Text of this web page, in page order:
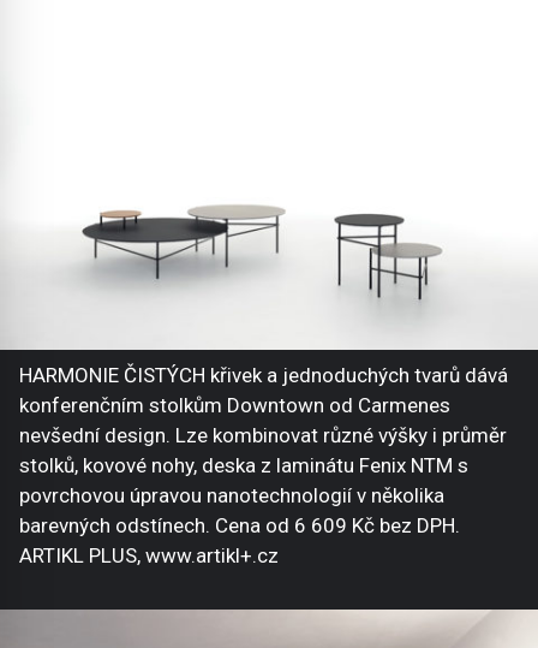
HARMONIE ČISTÝCH křivek a jednoduchých tvarů dává
konferenčním stolkům Downtown od Carmenes
nevšední design. Lze kombinovat různé výšky i průměr
stolků, kovové nohy, deska z laminátu Fenix NTM s
povrchovou úpravou nanotechnologií v několika
barevných odstínech. Cena od 6 609 Kč bez DPH.
ARTIKL PLUS, www.artikl+.cz